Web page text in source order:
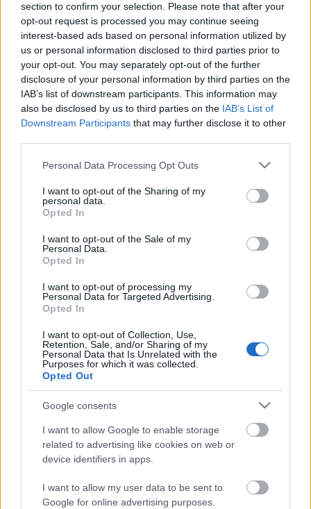
section to confirm your selection. Please note that after your
opt-out request is processed you may continue seeing
interest-based ads based on personal information utilized by
us or personal information disclosed to third parties prior to
your opt-out. You may separately opt-out of the further
disclosure of your personal information by third parties on the
IAB’s list of downstream participants. This information may
also be disclosed by us to third parties on the IAB’s List of
Downstream Participants that may further disclose it to other
Please note that this website/app uses one or more Google
not limited to your visit or usage behaviour. You may click to
grant or deny consent to Google and its third-party tags to
use your data for below specified purposes in below Google
consent section.
Personal Data Processing Opt Outs
I want to opt-out of the Sharing of my
personal data.
Opted In
I want to opt-out of the Sale of my
Personal Data.
Opted In
I want to opt-out of processing my
Personal Data for Targeted Advertising.
Opted In
I want to opt-out of Collection, Use,
Retention, Sale, and/or Sharing of my
Personal Data that Is Unrelated with the
Purposes for which it was collected.
Opted Out
Google consents
I want to allow Google to enable storage
related to advertising like cookies on web or
device identifiers in apps.
I want to allow my user data to be sent to
Google for online advertising purposes.
Top 10 újévi fény az éjszakában
Európai szilveszteri tűzijátékok
Publikus Team • 2019. december 30.
Néhányaknak az életük legnyomasztóbb élményeit
idézheti a fényjátékot kísérő robbanások
hangzavara és egészen 1944-ig vagy ’56-ig
kellemetlenül repítheti őket vissza. Másokat
a durranások meg is ijesztettek, így a hétköznapok
megszokottságát ez…
( MC ) | Monaco
Publikus Team• 2018. július 19.